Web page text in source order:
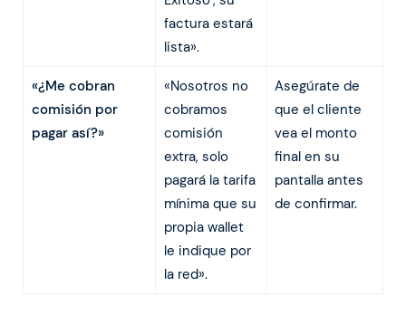
factura estará
lista».
«¿Me cobran
comisión por
pagar así?»
«Nosotros no
cobramos
comisión
extra, solo
pagará la tarifa
mínima que su
propia wallet
le indique por
la red».
Asegúrate de
que el cliente
vea el monto
final en su
pantalla antes
de confirmar.